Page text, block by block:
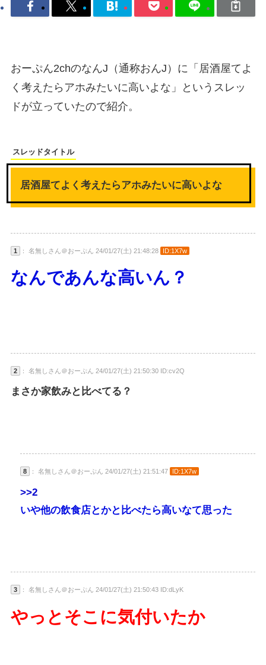
おーぷん2chのなんJ（通称おんJ）に「居酒屋てよ
く考えたらアホみたいに高いよな」というスレッ
ドが立っていたので紹介。
スレッドタイトル
居酒屋てよく考えたらアホみたいに高いよな
1 ： 名無しさん＠おーぷん 24/01/27(土) 21:48:28 ID:1X7w
なんであんな高いん？
2 ： 名無しさん＠おーぷん 24/01/27(土) 21:50:30 ID:cv2Q
まさか家飲みと比べてる？
8 ： 名無しさん＠おーぷん 24/01/27(土) 21:51:47 ID:1X7w
>>2
いや他の飲食店とかと比べたら高いなて思った
3 ： 名無しさん＠おーぷん 24/01/27(土) 21:50:43 ID:dLyK
やっとそこに気付いたか